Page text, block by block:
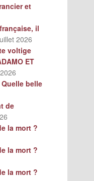
et
il
2026
voltige
ET
belle
de
la mort ?
la mort ?
la mort ?